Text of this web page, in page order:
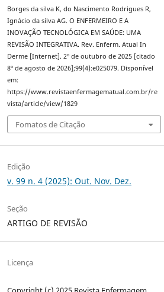
Borges da silva K, do Nascimento Rodrigues R,
Ignácio da silva AG. O ENFERMEIRO E A
INOVAÇÃO TECNOLÓGICA EM SAÚDE: UMA
REVISÃO INTEGRATIVA. Rev. Enferm. Atual In
Derme [Internet]. 2º de outubro de 2025 [citado
8º de agosto de 2026];99(4):e025079. Disponível
em:
https://www.revistaenfermagematual.com.br/re
vista/article/view/1829
Fomatos de Citação
Edição
v. 99 n. 4 (2025): Out. Nov. Dez.
Seção
ARTIGO DE REVISÃO
Licença